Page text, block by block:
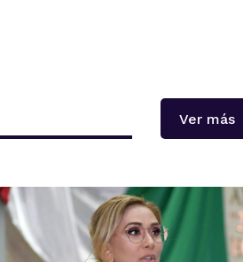
Ver más